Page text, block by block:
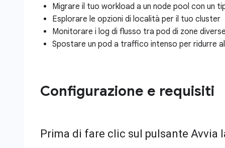
Migrare il tuo workload a un node pool con un
Esplorare le opzioni di località per il tuo cluster
Monitorare i log di flusso tra pod di zone
Spostare un pod a traffico intenso per ridurre
Configurazione e requisiti
Prima di fare clic sul pulsante Avvia